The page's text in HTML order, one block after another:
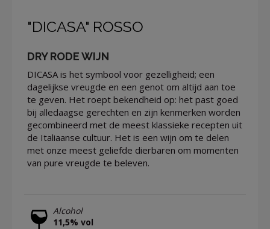
"DICASA" ROSSO
DRY RODE WIJN
DICASA is het symbool voor gezelligheid; een
dagelijkse vreugde en een genot om altijd aan toe
te geven. Het roept bekendheid op: het past goed
bij alledaagse gerechten en zijn kenmerken worden
gecombineerd met de meest klassieke recepten uit
de Italiaanse cultuur. Het is een wijn om te delen
met onze meest geliefde dierbaren om momenten
van pure vreugde te beleven.
Alcohol
11,5% vol